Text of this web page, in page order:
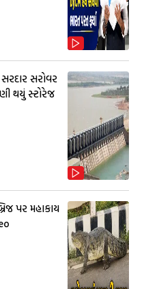
સરદાર સરોવર
થયું સ્ટોરેજ
પર મહાકાય